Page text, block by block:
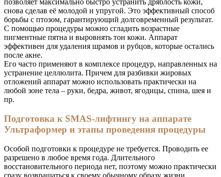
позволяет максимально быстро устранить дряблость кожи,
снова сделав её молодой и упругой. Это эффективный способ
борьбы с птозом, гарантирующий долговременный результат.
С помощью процедуры можно сгладить возрастные
пигментные пятна и выровнять тон кожи. Аппарат
эффективен для удаления шрамов и рубцов, которые остались
после акне.
Его часто применяют в комплексе процедур, направленных на
устранение целлюлита. Причем для разбивки жировых
отложений аппарат можно использовать практически на
любой зоне тела – руки, бедра, живот, ягодицы, спина, шея и
пр.
Подготовка к SMAS-лифтингу на аппарате
Ультраформер и этапы проведения процедуры
Особой подготовки к процедуре не требуется. Проводить ее
разрешено в любое время года. Длительного
восстановительного периода нет, поэтому можно практически
сразу возвращаться к своему обычному образу жизни.